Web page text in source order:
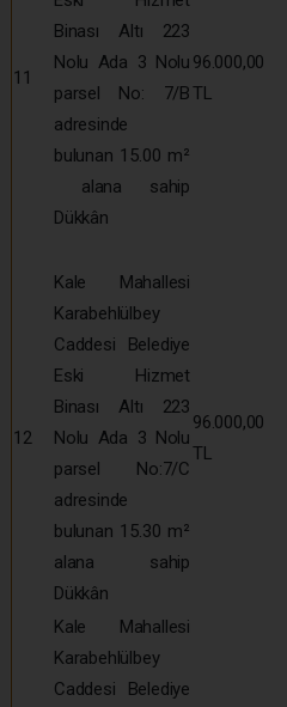
11
Binası Altı 223
Nolu Ada 3 Nolu
parsel No: 7/B
adresinde
bulunan 15.00 m²
alana sahip
Dükkân
96.000,00
TL
12
Kale Mahallesi
Karabehlülbey
Caddesi Belediye
Eski Hizmet
Binası Altı 223
Nolu Ada 3 Nolu
parsel No:7/C
adresinde
bulunan 15.30 m²
alana sahip
Dükkân
96.000,00
TL
Kale Mahallesi
Karabehlülbey
Caddesi Belediye